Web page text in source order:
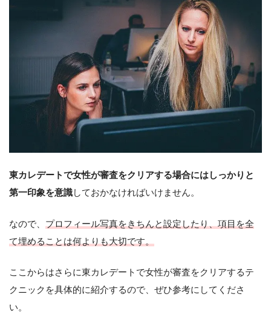
東カレデートで女性が審査をクリアする場合にはしっかりと
第一印象を意識しておかなければいけません。
なので、 プロフィール写真をきちんと設定したり、項目を全
て埋めることは何よりも大切です。
ここからはさらに東カレデートで女性が審査をクリアするテ
クニックを具体的に紹介するので、ぜひ参考にしてくださ
い。